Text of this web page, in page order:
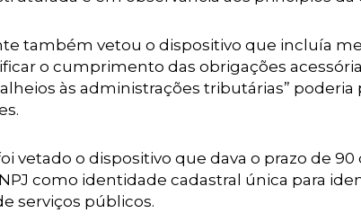
também vetou o dispositivo que incluía
o cumprimento das obrigações
às administrações tributárias” poderia
vetado o dispositivo que dava o prazo de
como identidade cadastral única para
serviços públicos.